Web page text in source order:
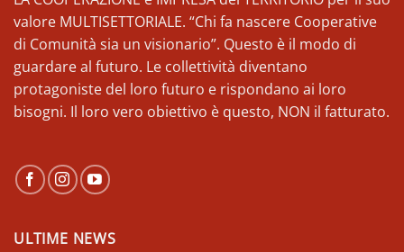
valore MULTISETTORIALE. “Chi fa nascere Cooperative
di Comunità sia un visionario”. Questo è il modo di
guardare al futuro. Le collettività diventano
protagoniste del loro futuro e rispondano ai loro
bisogni. Il loro vero obiettivo è questo, NON il fatturato.
ULTIME NEWS